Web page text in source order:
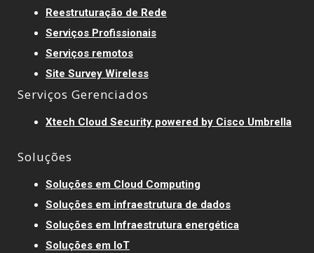
Reestruturação de Rede
Serviços Profissionais
Serviços remotos
Site Survey Wireless
Serviços Gerenciados
Xtech Cloud Security powered by Cisco Umbrella
Soluções
Soluções em Cloud Computing
Soluções em infraestrutura de dados
Soluções em Infraestrutura energética
Soluções em IoT